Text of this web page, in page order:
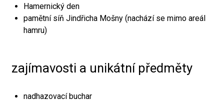
Hamernický den
pamětní síň Jindřicha Mošny (nachází se mimo areál
hamru)
zajímavosti a unikátní předměty
nadhazovací buchar